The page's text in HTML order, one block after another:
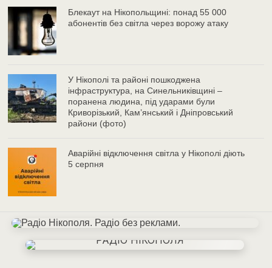
Блекаут на Нікопольщині: понад 55 000
абонентів без світла через ворожу атаку
У Нікополі та районі пошкоджена
інфраструктура, на Синельниківщині –
поранена людина, під ударами були
Криворізький, Кам’янський і Дніпровський
райони (фото)
Аварійні відключення світла у Нікополі діють
5 серпня